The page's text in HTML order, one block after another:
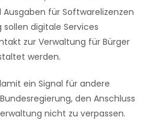
für Softwarelizenzen
sollen digitale Services
zur Verwaltung für Bürger
werden.
ein Signal für andere
den Anschluss
nicht zu verpassen.